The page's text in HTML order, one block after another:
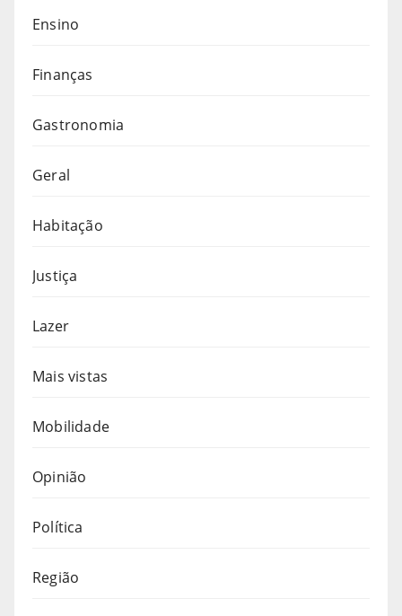
Ensino
Finanças
Gastronomia
Geral
Habitação
Justiça
Lazer
Mais vistas
Mobilidade
Opinião
Política
Região